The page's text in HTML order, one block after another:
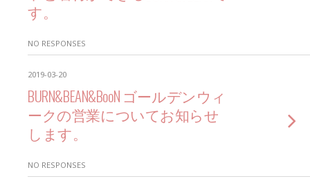
す。
NO RESPONSES
2019-03-20
BURN&BEAN&BooN ゴールデンウィ
ークの営業についてお知らせ
します。
NO RESPONSES